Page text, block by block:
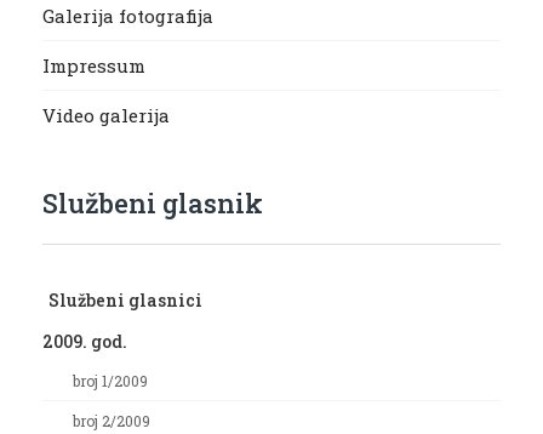
Galerija fotografija
Impressum
Video galerija
Službeni glasnik
Službeni glasnici
2009. god.
broj 1/2009
broj 2/2009